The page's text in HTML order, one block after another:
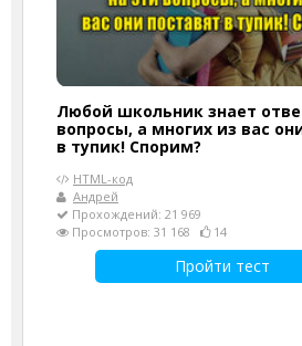
Любой школьник знает
вопросы, а многих из вас
в тупик! Спорим?
HTML-код
Андрей
Прохождений: 21 969
Просмотров: 31 168
14
Пройти тест